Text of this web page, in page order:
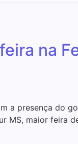
na
a presença do
MS, maior feira